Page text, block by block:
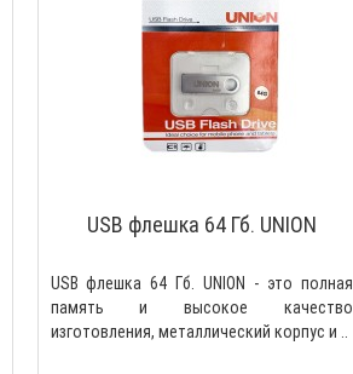
USB флешка 64 Гб. UNION
USB флешка 64 Гб. UNION - это полная
память и высокое качество
изготовления, металлический корпус и ..